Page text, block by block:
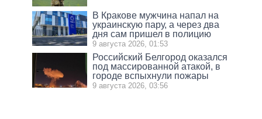
В Кракове мужчина напал на
украинскую пару, а через два
дня сам пришел в полицию
9 августа 2026, 01:53
Российский Белгород оказался
под массированной атакой, в
городе вспыхнули пожары
9 августа 2026, 03:56